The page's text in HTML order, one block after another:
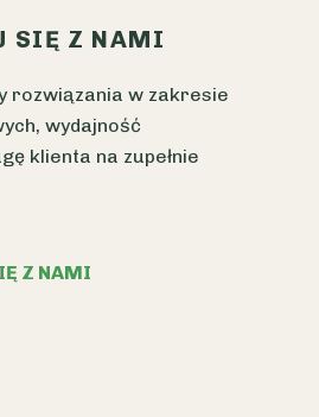
SIĘ Z NAMI
rozwiązania w zakresie
wydajność
klienta na zupełnie
Z NAMI